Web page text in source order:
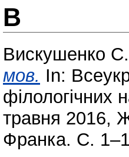
В
Вискушенко
мов. In:
філологічних
травня 2016,
Франка. С.